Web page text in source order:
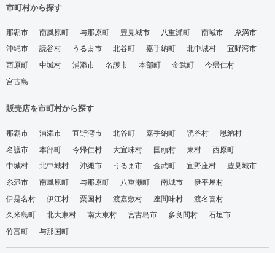
市町村から探す
那覇市 南風原町 与那原町 豊見城市 八重瀬町 南城市
糸満市
沖縄市
読谷村 うるま市 北谷町 嘉手納町 北中城村
宜野湾市
西原町
中城村 浦添市 名護市 本部町 金武町
今帰仁村
宮古島
販売店を市町村から探す
那覇市 浦添市 宜野湾市 北谷町 嘉手納町 読谷村
恩納村
名護市
本部町 今帰仁村 大宜味村 国頭村 東村
西原町
中城村
北中城村 沖縄市 うるま市 金武町 宜野座村
豊見城市
糸満市
南風原町 与那原町 八重瀬町 南城市
伊平屋村
伊是名村
伊江村 粟国村 渡嘉敷村 座間味村
渡名喜村
久米島町
北大東村 南大東村 宮古島市 多良間村
石垣市
竹富町
与那国町